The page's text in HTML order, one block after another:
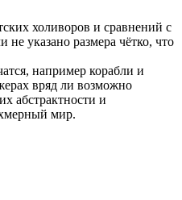
холиворов и сравнений с
указано размера чётко, что
например корабли и
вряд ли возможно
абстрактности и
мир.